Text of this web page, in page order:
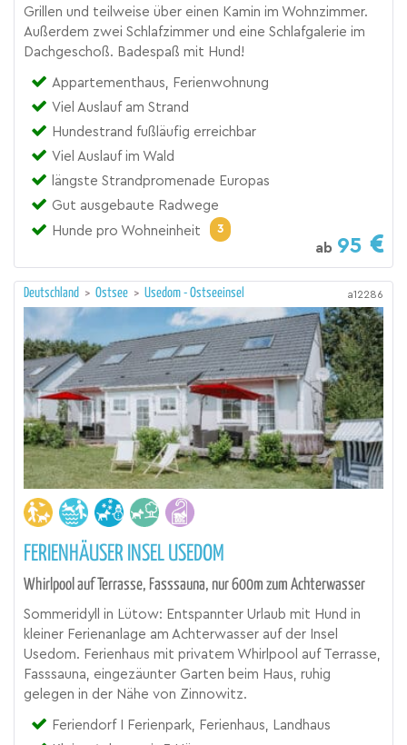
Grillen und teilweise über einen Kamin im Wohnzimmer.
Außerdem zwei Schlafzimmer und eine Schlafgalerie im
Dachgeschoß. Badespaß mit Hund!
Appartementhaus, Ferienwohnung
Viel Auslauf am Strand
Hundestrand fußläufig erreichbar
Viel Auslauf im Wald
längste Strandpromenade Europas
Gut ausgebaute Radwege
Hunde pro Wohneinheit
3
ab 95
Deutschland > Ostsee > Usedom - Ostseeinsel a12286
FERIENHÄUSER INSEL USEDOM
Whirlpool auf Terrasse, Fasssauna, nur 600m zum Achterwasser
Sommeridyll in Lütow: Entspannter Urlaub mit Hund in
kleiner Ferienanlage am Achterwasser auf der Insel
Usedom. Ferienhaus mit privatem Whirlpool auf Terrasse,
Fasssauna, eingezäunter Garten beim Haus, ruhig
gelegen in der Nähe von Zinnowitz.
Feriendorf I Ferienpark, Ferienhaus, Landhaus